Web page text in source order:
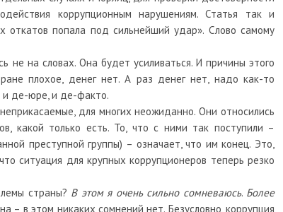
коррупционным нарушениям. Статья так и
откатов попала под сильнейший удар». Слово самому
не на словах. Она будет усиливаться. И причины этого
плохое, денег нет. А раз денег нет, надо как-то
и де-юре, и де-факто.
для многих неожиданно. Они относились
какой только есть. То, что с ними так поступили –
преступной группы) – означает, что им конец. Это,
ситуация для крупных коррупционеров теперь резко
страны? В этом я очень сильно сомневаюсь. Более
– в этом никаких сомнений нет. Безусловно, коррупция